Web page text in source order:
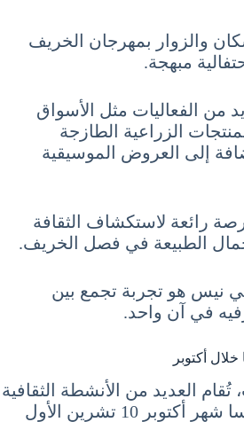
والزوار بمهرجان الخريف
مبهجة.
من الفعاليات مثل الأسواق
الزراعية الطازجة
إلى العروض الموسيقية
رائعة لاستكشاف الثقافة
الطبيعة في فصل الخريف.
نيس هو تجربة تجمع بين
في آن واحد.
أكتوبر
تُقام العديد من الأنشطة الثقافية
اثناء السياحة في فرنسا شهر أكتوبر 10 تشرين الأول